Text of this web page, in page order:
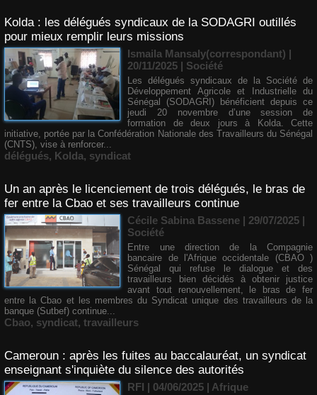
Kolda : les délégués syndicaux de la SODAGRI outillés
pour mieux remplir leurs missions
Ismaila Mansaly(correspondant) |
20/11/2025 | Société
Les délégués syndicaux de la Société de
Développement Agricole et Industrielle du
Sénégal (SODAGRI) bénéficient depuis ce
jeudi 20 novembre d’une session de
formation de deux jours à Kolda. Cette
initiative, portée par la Confédération Nationale des Travailleurs du Sénégal
(CNTS), vise à renforcer...
délégués, Kolda, syndicat
Un an après le licenciement de trois délégués, le bras de
fer entre la Cbao et ses travailleurs continue
Cécile Sabina Bassene | 29/07/2025 |
Société
Entre une direction de la Compagnie
bancaire de l'Afrique occidentale (CBAO )
Sénégal qui refuse le dialogue et des
travailleurs bien décidés à obtenir justice
avant tout renouvellement, le bras de fer
entre la Cbao et les membres du Syndicat unique des travailleurs de la
banque (Sutbef) continue...
Cbao, syndicat, travailleurs
Cameroun : après les fuites au baccalauréat, un syndicat
enseignant s'inquiète du silence des autorités
RFI | 04/06/2025 | Afrique